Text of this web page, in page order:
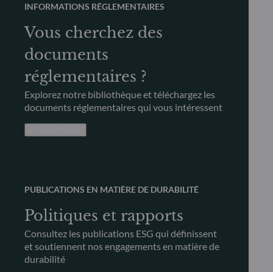
INFORMATIONS RÉGLEMENTAIRES
Vous cherchez des
documents
réglementaires ?
Explorez notre bibliothèque et téléchargez les
documents réglementaires qui vous intéressent
PUBLICATIONS EN MATIÈRE DE DURABILITÉ
Politiques et rapports
Consultez les publications ESG qui définissent
et soutiennent nos engagements en matière de
durabilité